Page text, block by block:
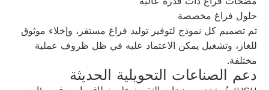
حلول فراغ مخصصة
تم تصميم كل نموذج لتوفير توليد فراغ مستقر، وإخلاء موثوق
للغاز، وتشغيل يمكن الاعتماد عليه في ظل ظروف عملية
مختلفة.
دعم الصناعات التحويلية الحديثة